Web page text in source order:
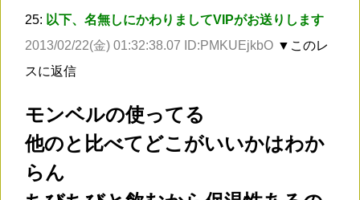
25: 以下、名無しにかわりましてVIPがお送りします
2013/02/22(金) 01:32:38.07 ID:PMKUEjkbO ▼このレ
スに返信
モンベルの使ってる
他のと比べてどこがいいかはわか
らん